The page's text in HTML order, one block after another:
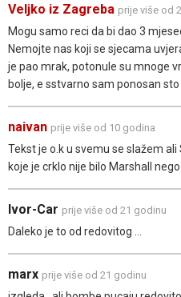
Veljko iz Zagreba prije više od
Mogu samo reci da bi dao 3
Nemojte nas koji se sjecama
je pao mrak, potonule su mnoge
bolje, e sstvarno sam ponosan
naivan prije više od 10 godina
Tekst je o.k u svemu se slažem
koje je crklo nije bilo Marshall
Ivor-Car prije više od 21 godinu
Daleko je to od redovitog ...
marx prije više od 21 godinu